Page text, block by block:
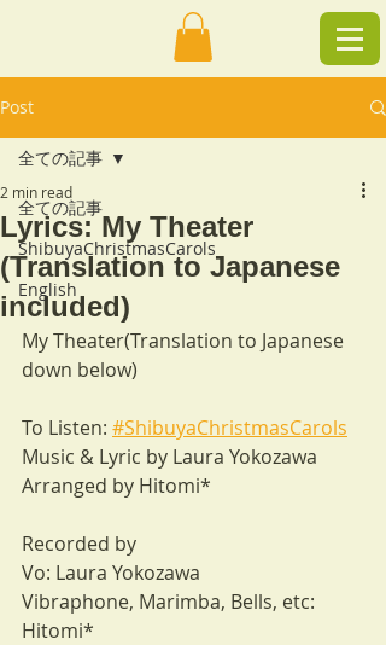
Post
全ての記事
ShibuyaChristmasCarols
English
全ての記事
Lyrics: My Theater
(Translation to Japanese
included)
2 min read
My Theater(Translation to Japanese
down below)
To Listen: #ShibuyaChristmasCarols
Music & Lyric by Laura Yokozawa
Arranged by Hitomi*
Recorded by
Vo: Laura Yokozawa
Vibraphone, Marimba, Bells, etc:
Hitomi*